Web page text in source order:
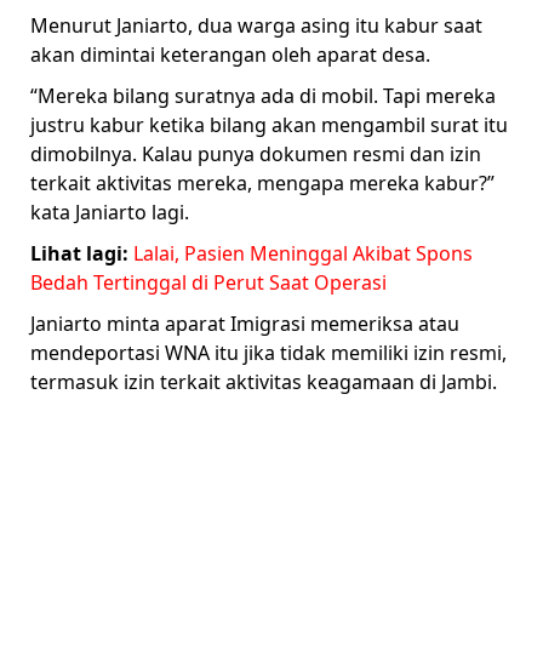
Menurut Janiarto, dua warga asing itu kabur saat
akan dimintai keterangan oleh aparat desa.
“Mereka bilang suratnya ada di mobil. Tapi mereka
justru kabur ketika bilang akan mengambil surat itu
dimobilnya. Kalau punya dokumen resmi dan izin
terkait aktivitas mereka, mengapa mereka kabur?”
kata Janiarto lagi.
Lihat lagi: Lalai, Pasien Meninggal Akibat Spons
Bedah Tertinggal di Perut Saat Operasi
Janiarto minta aparat Imigrasi memeriksa atau
mendeportasi WNA itu jika tidak memiliki izin resmi,
termasuk izin terkait aktivitas keagamaan di Jambi.